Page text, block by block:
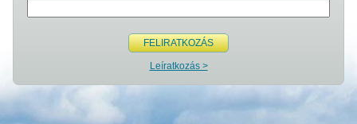
FELIRATKOZÁS
Leíratkozás >